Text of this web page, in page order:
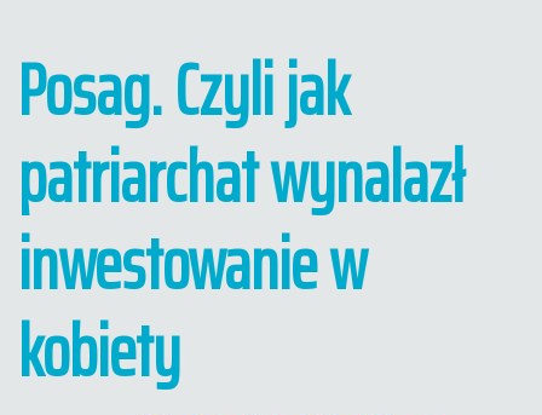
Posag. Czyli jak
patriarchat wynalazł
inwestowanie w
kobiety